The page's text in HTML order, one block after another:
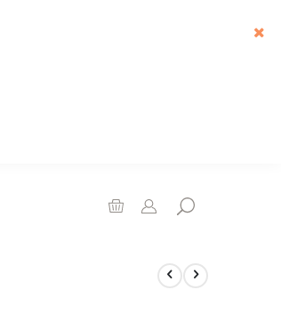
Handlekurv